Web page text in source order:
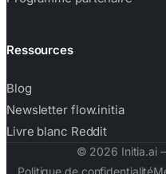
Ressources
Blog
Newsletter flow.initia
Livre blanc Reddit
© 2026 Initia.ai
Politique de confidentialité